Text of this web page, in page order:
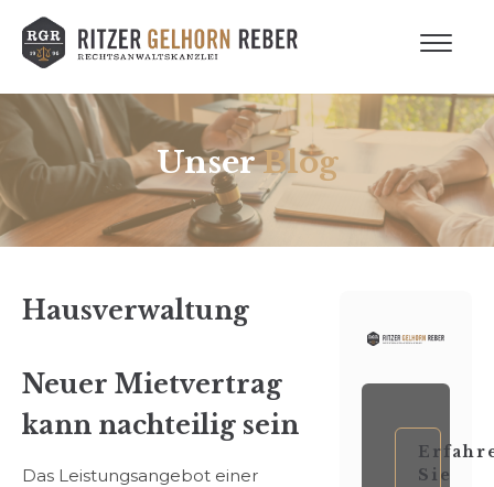
UnserBlog
Hausverwaltung
Neuer Mietvertrag
kann nachteilig sein
Das Leistungsangebot einer
Sie